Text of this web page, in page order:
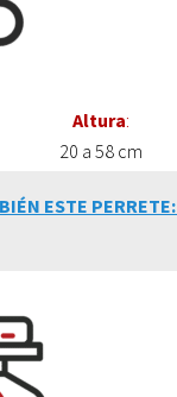
Altura:
20 a 58 cm
ESTE PERRETE: